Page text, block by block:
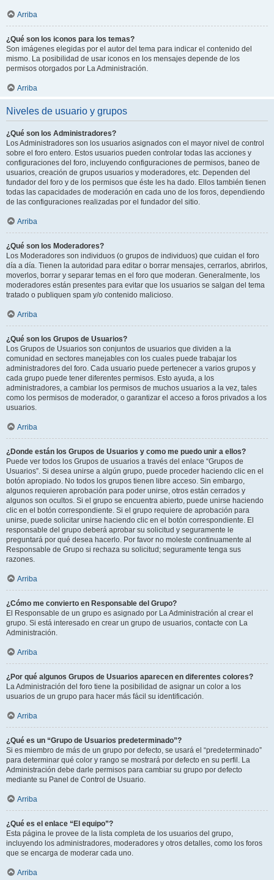
Arriba
¿Qué son los iconos para los temas?
Son imágenes elegidas por el autor del tema para indicar el contenido del
mismo. La posibilidad de usar iconos en los mensajes depende de los
permisos otorgados por La Administración.
Arriba
Niveles de usuario y grupos
¿Qué son los Administradores?
Los Administradores son los usuarios asignados con el mayor nivel de control
sobre el foro entero. Estos usuarios pueden controlar todas las acciones y
configuraciones del foro, incluyendo configuraciones de permisos, baneo de
usuarios, creación de grupos usuarios y moderadores, etc. Dependen del
fundador del foro y de los permisos que éste les ha dado. Ellos también tienen
todas las capacidades de moderación en cada uno de los foros, dependiendo
de las configuraciones realizadas por el fundador del sitio.
Arriba
¿Qué son los Moderadores?
Los Moderadores son individuos (o grupos de individuos) que cuidan el foro
día a día. Tienen la autoridad para editar o borrar mensajes, cerrarlos, abrirlos,
moverlos, borrar y separar temas en el foro que moderan. Generalmente, los
moderadores están presentes para evitar que los usuarios se salgan del tema
tratado o publiquen spam y/o contenido malicioso.
Arriba
¿Qué son los Grupos de Usuarios?
Los Grupos de Usuarios son conjuntos de usuarios que dividen a la
comunidad en sectores manejables con los cuales puede trabajar los
administradores del foro. Cada usuario puede pertenecer a varios grupos y
cada grupo puede tener diferentes permisos. Esto ayuda, a los
administradores, a cambiar los permisos de muchos usuarios a la vez, tales
como los permisos de moderador, o garantizar el acceso a foros privados a los
usuarios.
Arriba
¿Donde están los Grupos de Usuarios y como me puedo unir a ellos?
Puede ver todos los Grupos de usuarios a través del enlace “Grupos de
Usuarios”. Si desea unirse a algún grupo, puede proceder haciendo clic en el
botón apropiado. No todos los grupos tienen libre acceso. Sin embargo,
algunos requieren aprobación para poder unirse, otros están cerrados y
algunos son ocultos. Si el grupo se encuentra abierto, puede unirse haciendo
clic en el botón correspondiente. Si el grupo requiere de aprobación para
unirse, puede solicitar unirse haciendo clic en el botón correspondiente. El
responsable del grupo deberá aprobar su solicitud y seguramente le
preguntará por qué desea hacerlo. Por favor no moleste continuamente al
Responsable de Grupo si rechaza su solicitud; seguramente tenga sus
razones.
Arriba
¿Cómo me convierto en Responsable del Grupo?
El Responsable de un grupo es asignado por La Administración al crear el
grupo. Si está interesado en crear un grupo de usuarios, contacte con La
Administración.
Arriba
¿Por qué algunos Grupos de Usuarios aparecen en diferentes colores?
La Administración del foro tiene la posibilidad de asignar un color a los
usuarios de un grupo para hacer más fácil su identificación.
Arriba
¿Qué es un “Grupo de Usuarios predeterminado”?
Si es miembro de más de un grupo por defecto, se usará el “predeterminado”
para determinar qué color y rango se mostrará por defecto en su perfil. La
Administración debe darle permisos para cambiar su grupo por defecto
mediante su Panel de Control de Usuario.
Arriba
¿Qué es el enlace “El equipo”?
Esta página le provee de la lista completa de los usuarios del grupo,
incluyendo los administradores, moderadores y otros detalles, como los foros
que se encarga de moderar cada uno.
Arriba